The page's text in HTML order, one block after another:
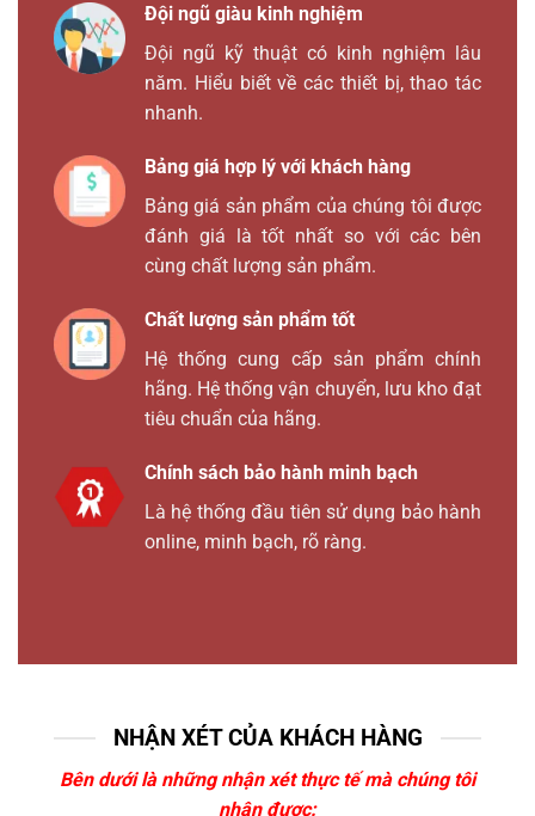
Đội ngũ giàu kinh nghiệm
Đội ngũ kỹ thuật có kinh nghiệm lâu
năm. Hiểu biết về các thiết bị, thao tác
nhanh.
Bảng giá hợp lý với khách hàng
Bảng giá sản phẩm của chúng tôi được
đánh giá là tốt nhất so với các bên
cùng chất lượng sản phẩm.
Chất lượng sản phẩm tốt
Hệ thống cung cấp sản phẩm chính
hãng. Hệ thống vận chuyển, lưu kho đạt
tiêu chuẩn của hãng.
Chính sách bảo hành minh bạch
Là hệ thống đầu tiên sử dụng bảo hành
online, minh bạch, rõ ràng.
NHẬN XÉT CỦA KHÁCH HÀNG
Bên dưới là những nhận xét thực tế mà chúng tôi
nhận được: